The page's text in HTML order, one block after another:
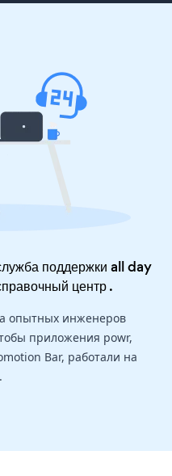
поддержки all day
центр.
опытных инженеров
приложения powr,
Bar, работали на